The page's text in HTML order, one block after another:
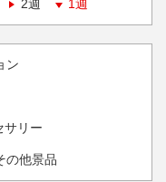
2週 1週
ン
サリー
の他景品